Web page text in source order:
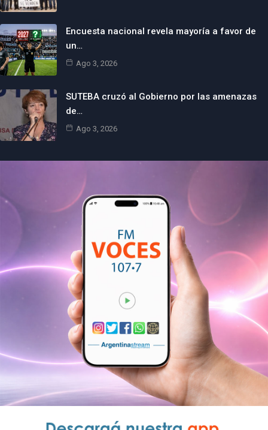
Encuesta nacional revela mayoría a favor de
un…
Ago 3, 2026
SUTEBA cruzó al Gobierno por las amenazas
de…
Ago 3, 2026